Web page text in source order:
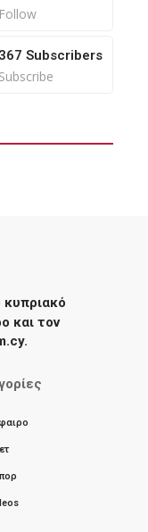
Follow
367 Subscribers
Subscribe
κυπριακό
και τον